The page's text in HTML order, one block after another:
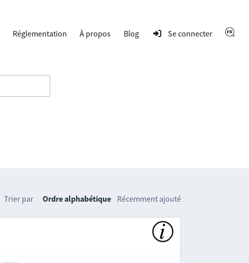
Réglementation À propos Blog Se connecter
Trier par Ordre alphabétique Récemment ajouté